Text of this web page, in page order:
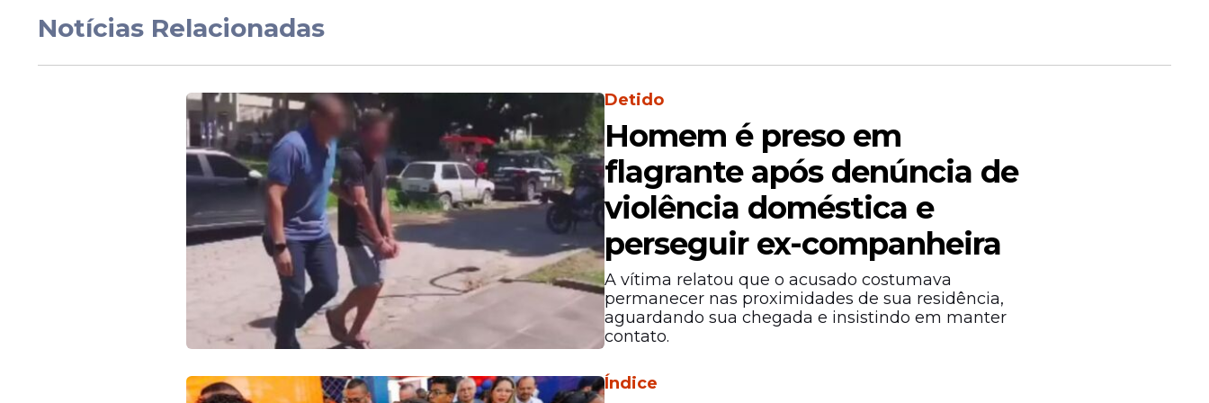
Veja Também
"A gente fez no ano passado uma fiscalização aqui para mostrar a maquiagem da prefeitura do
Recife, porque a prefeitura do Recife deixava os cemitérios completamente largados. A gente
mostrou aqui ossadas expostas, banheiro imundo, túmulos que estavam quebrados, um monte de
coisa. Denunciamos isso, a gente fez requerimento e a gente fez um direcionamento ao Ministério
Notícias Relacionadas
Detido
Homem é preso em
flagrante após denúncia de
violência doméstica e
perseguir ex-companheira
A vítima relatou que o acusado costumava
permanecer nas proximidades de sua residência,
aguardando sua chegada e insistindo em manter
contato.
Índice